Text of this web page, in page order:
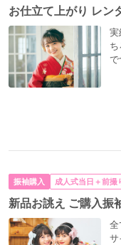
お仕立て上がり レン
実
で
振袖購入 成人式当日＋前撮
新品お誂え ご購入振
全
サ